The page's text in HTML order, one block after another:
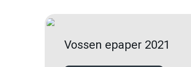
Vossen epaper 2021